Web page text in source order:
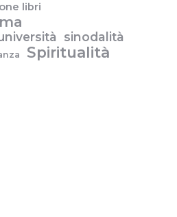
libri
sinodalità
Spiritualità